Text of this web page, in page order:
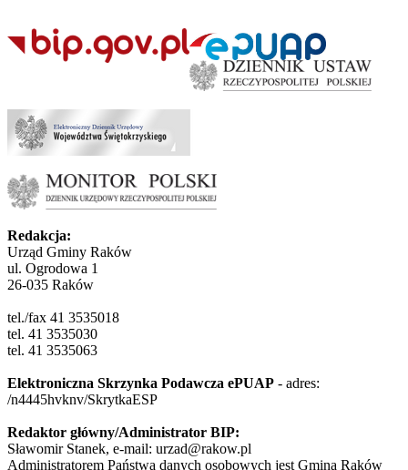
Redakcja:
Urząd Gminy Raków
ul. Ogrodowa 1
26-035 Raków
tel./fax 41 3535018
tel. 41 3535030
tel. 41 3535063
Elektroniczna Skrzynka Podawcza ePUAP - adres:
/n4445hvknv/SkrytkaESP
Redaktor główny/Administrator BIP:
Sławomir Stanek, e-mail: urzad@rakow.pl
Administratorem Państwa danych osobowych jest Gmina Raków